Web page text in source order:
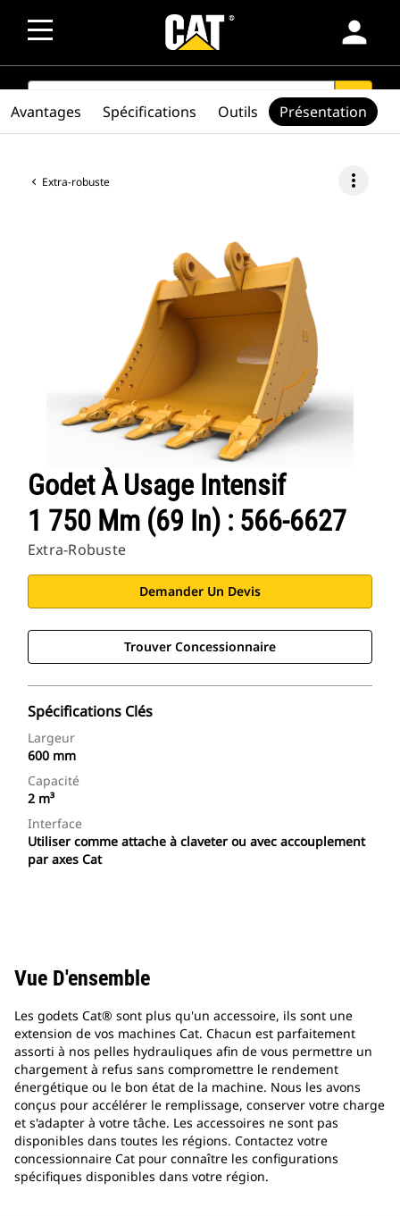
person
SEARCH search
Extra-robuste more_vert
Godet À Usage Intensif
1 750 Mm (69 In) : 566-6627
Extra-Robuste
Demander Un Devis
Trouver Concessionnaire
Spécifications Clés
Largeur
600 mm
Capacité
2 m³
Interface
Utiliser comme attache à claveter ou avec accouplement
par axes Cat
Avantages Spécifications Outils Présentation
Vue D'ensemble
Les godets Cat® sont plus qu'un accessoire, ils sont une
extension de vos machines Cat. Chacun est parfaitement
assorti à nos pelles hydrauliques afin de vous permettre un
chargement à refus sans compromettre le rendement
énergétique ou le bon état de la machine. Nous les avons
conçus pour accélérer le remplissage, conserver votre charge
et s'adapter à votre tâche. Les accessoires ne sont pas
disponibles dans toutes les régions. Contactez votre
concessionnaire Cat pour connaître les configurations
spécifiques disponibles dans votre région.